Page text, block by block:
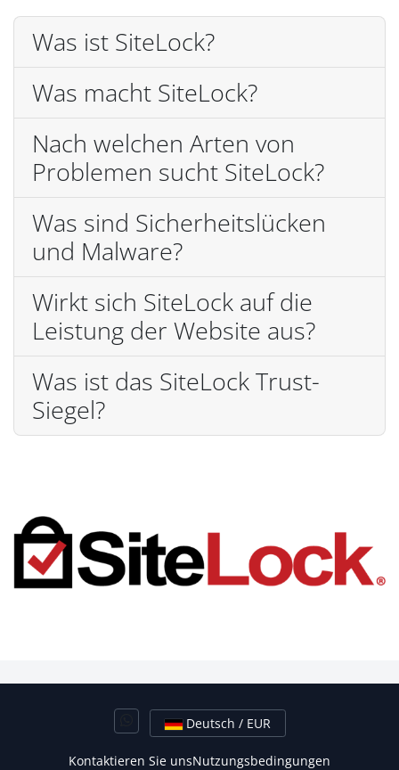
Was ist SiteLock?
Was macht SiteLock?
Nach welchen Arten von
Problemen sucht SiteLock?
Was sind Sicherheitslücken
und Malware?
Wirkt sich SiteLock auf die
Leistung der Website aus?
Was ist das SiteLock Trust-
Siegel?
Deutsch / EUR
Kontaktieren Sie unsNutzungsbedingungen